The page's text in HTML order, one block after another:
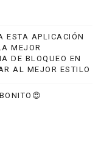
ESTA APLICACIÓN
MEJOR
DE BLOQUEO EN
AL MEJOR ESTILO